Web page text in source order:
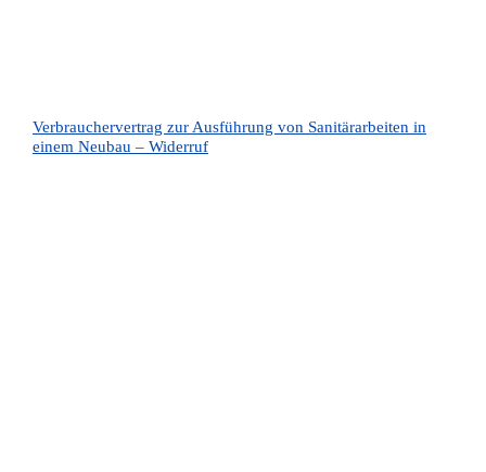
Verbrauchervertrag zur Ausführung von Sanitärarbeiten in
einem Neubau – Widerruf